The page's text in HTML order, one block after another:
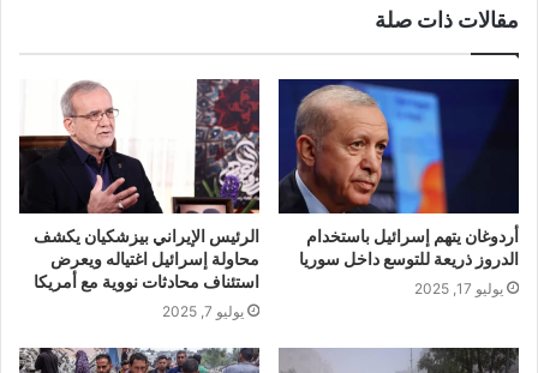
مقالات ذات صلة
أردوغان يتهم إسرائيل باستخدام
الدروز ذريعة للتوسع داخل سوريا
يوليو 17, 2025
الرئيس الإيراني بيزشكيان يكشف
محاولة إسرائيل اغتياله ويعرض
استئناف محادثات نووية مع أمريكا
يوليو 7, 2025